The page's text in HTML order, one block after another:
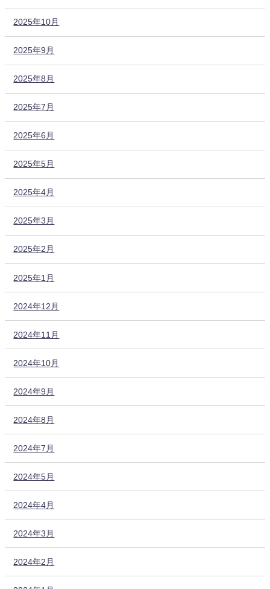
2025年10月
2025年9月
2025年8月
2025年7月
2025年6月
2025年5月
2025年4月
2025年3月
2025年2月
2025年1月
2024年12月
2024年11月
2024年10月
2024年9月
2024年8月
2024年7月
2024年5月
2024年4月
2024年3月
2024年2月